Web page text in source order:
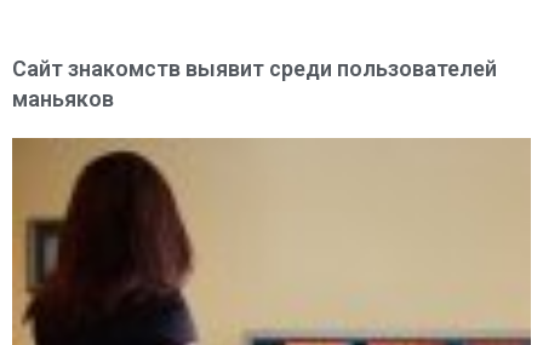
Сайт знакомств выявит среди пользователей
маньяков